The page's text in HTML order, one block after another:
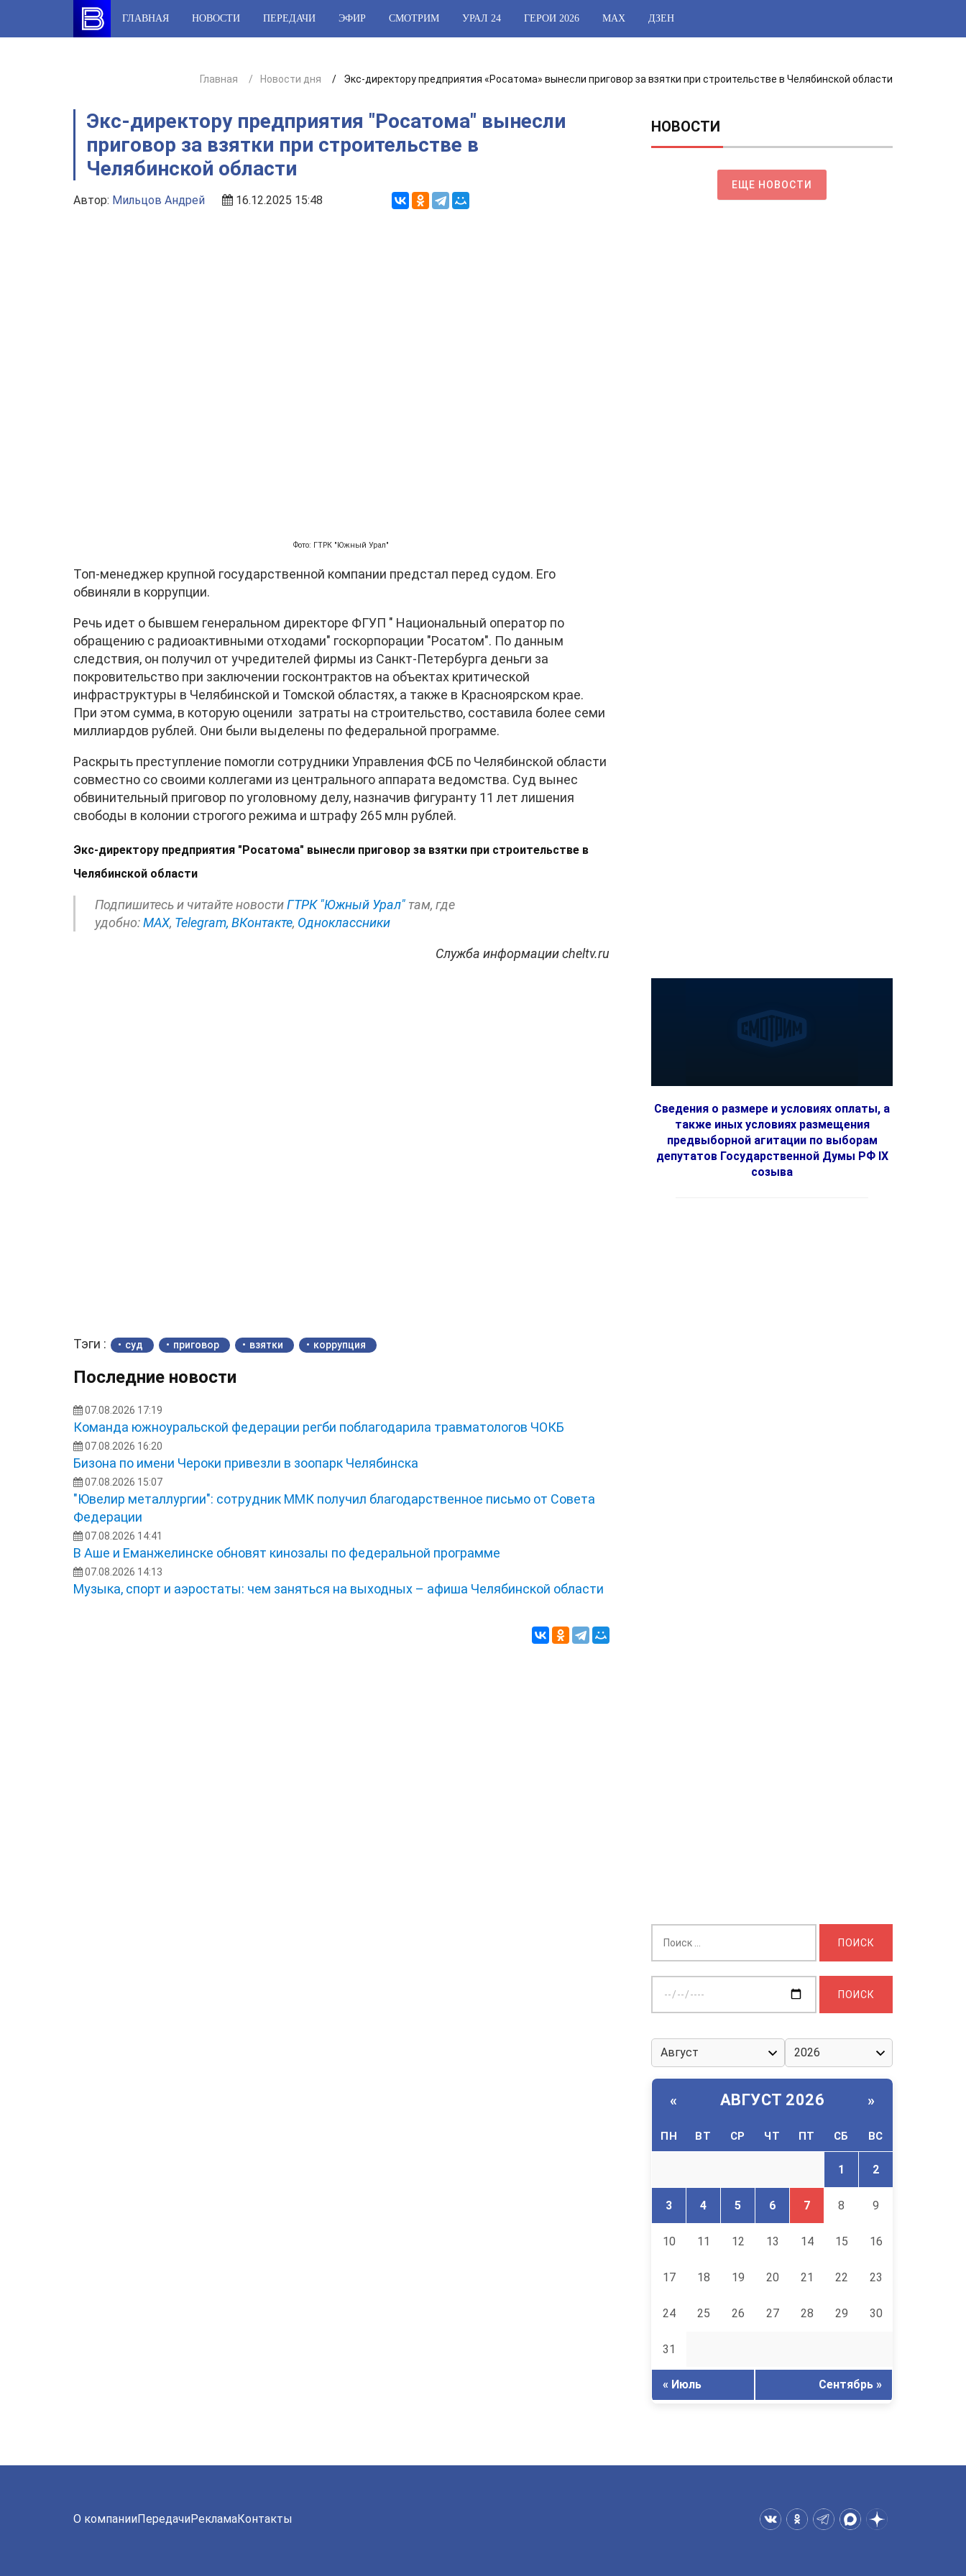
content
ГЛАВНАЯ НОВОСТИ ПЕРЕДАЧИ ЭФИР СМОТРИМ УРАЛ 24 ГЕРОИ 2026 МАХ ДЗЕН
Главная Новости дня Экс-директору предприятия «Росатома» вынесли приговор за взятки при строительстве в Челябинской области
Экс-директору предприятия "Росатома" вынесли
приговор за взятки при строительстве в
Челябинской области
Автор: Мильцов Андрей 16.12.2025 15:48
Фото: ГТРК "Южный Урал"
Топ-менеджер крупной государственной компании предстал перед судом. Его
обвиняли в коррупции.
Речь идет о бывшем генеральном директоре ФГУП " Национальный оператор по
обращению с радиоактивными отходами" госкорпорации "Росатом". По данным
следствия, он получил от учредителей фирмы из Санкт-Петербурга деньги за
покровительство при заключении госконтрактов на объектах критической
инфраструктуры в Челябинской и Томской областях, а также в Красноярском крае.
При этом сумма, в которую оценили затраты на строительство, составила более семи
миллиардов рублей. Они были выделены по федеральной программе.
Раскрыть преступление помогли сотрудники Управления ФСБ по Челябинской области
совместно со своими коллегами из центрального аппарата ведомства. Суд вынес
обвинительный приговор по уголовному делу, назначив фигуранту 11 лет лишения
свободы в колонии строгого режима и штрафу 265 млн рублей.
Экс-директору предприятия "Росатома" вынесли приговор за взятки при строительстве в
Челябинской области
Подпишитесь и читайте новостиГТРК "Южный Урал" там, где
удобно:МАХ, Telegram, ВКонтакте, Одноклассники
Служба информации cheltv.ru
Тэги : суд приговор взятки коррупция
Последние новости
07.08.2026 17:19
Команда южноуральской федерации регби поблагодарила травматологов ЧОКБ
07.08.2026 16:20
Бизона по имени Чероки привезли в зоопарк Челябинска
07.08.2026 15:07
"Ювелир металлургии": сотрудник ММК получил благодарственное письмо от Совета
Федерации
07.08.2026 14:41
В Аше и Еманжелинске обновят кинозалы по федеральной программе
07.08.2026 14:13
Музыка, спорт и аэростаты: чем заняться на выходных – афиша Челябинской области
НОВОСТИ
ЕЩЕ НОВОСТИ
Сведения о размере и условиях оплаты, а
также иных условиях размещения
предвыборной агитации по выборам
депутатов Государственной Думы РФ IX
созыва
дату:
« АВГУСТ 2026 »
ПН ВТ СР ЧТ ПТ СБ ВС
1 2
3 4 5 6 7 8 9
10 11 12 13 14 15 16
17 18 19 20 21 22 23
24 25 26 27 28 29 30
31
« Июль Сентябрь »
О компанииПередачиРекламаКонтакты